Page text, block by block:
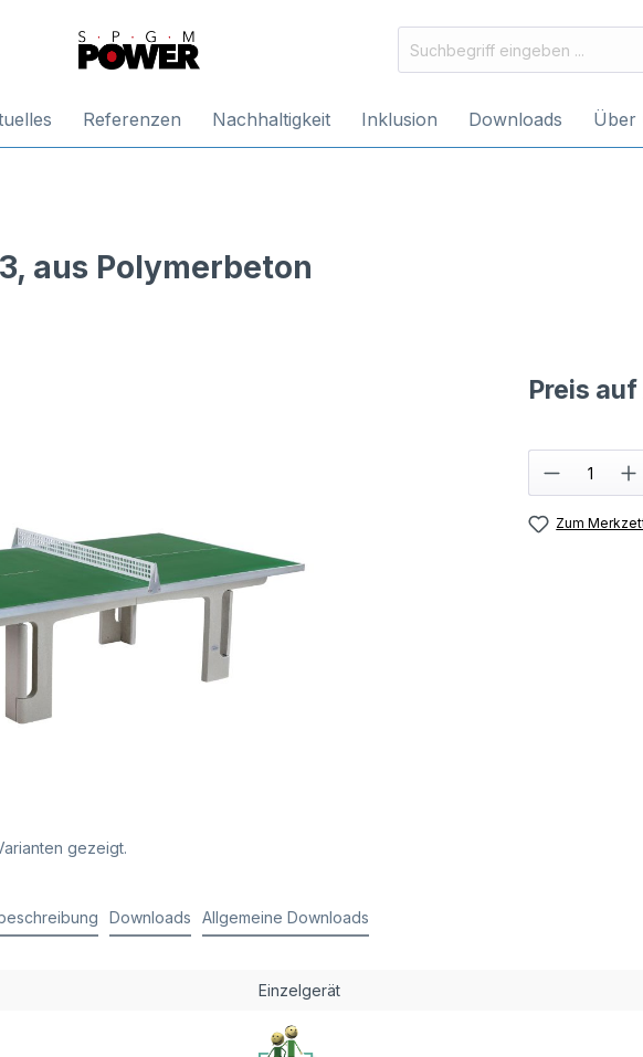
Referenzen Nachhaltigkeit Inklusion Downloads Über
aus Polymerbeton
gezeigt.
Preis
Zum
Downloads Allgemeine Downloads
Einzelgerät